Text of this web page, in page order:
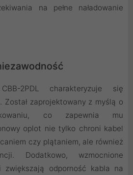
na pełne naładowanie
2PDL charakteryzuje się
Został zaprojektowany z myślą o
co zapewnia mu
oplot nie tylko chroni kabel
czy plątaniem, ale również
Dodatkowo, wzmocnione
zwiększają odporność kabla na